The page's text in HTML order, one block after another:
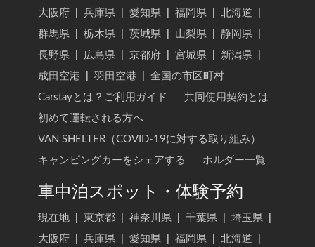
大阪府
兵庫県 愛知県 福岡県 北海道
群馬県
栃木県 茨城県 山梨県 静岡県
長野県
広島県 京都府 宮城県 新潟県
成田空港
羽田空港
全国の市区町村
Carstayとは？ご利用ガイド
共同使用契約とは
初めて運転される方へ
VAN SHELTER（COVID-19に対する取り組み）
キャンピングカーをシェアする
ホルダー一覧
車中泊スポット・体験予約
現在地 東京都 神奈川県 千葉県 埼玉県
大阪府
兵庫県 愛知県 福岡県 北海道